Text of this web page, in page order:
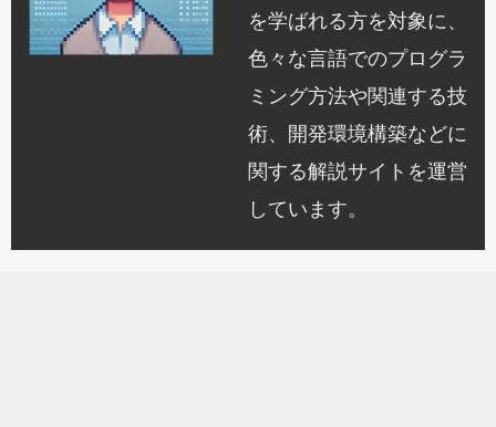
を学ばれる方を対象に、
色々な言語でのプログラ
ミング方法や関連する技
術、開発環境構築などに
関する解説サイトを運営
しています。